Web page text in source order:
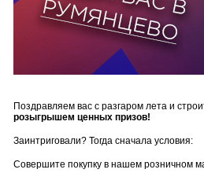
Поздравляем вас с разгаром лета и
розыгрышем ценных призов!
Заинтриговали? Тогда сначала условия:
Совершите покупку в нашем розничном